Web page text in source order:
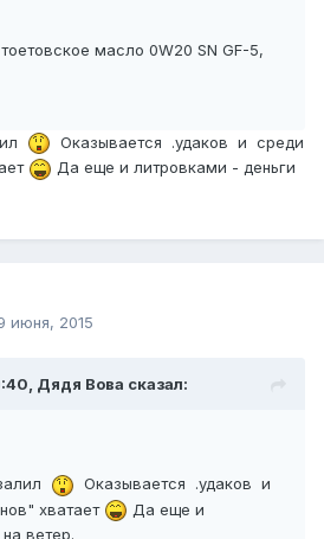
масло 0W20 SN GF-5,
Оказывается .удаков и среди
Да еще и литровками - деньги
июня, 2015
Дядя Вова сказал:
Оказывается .удаков и
хватает
Да еще и
ветер.